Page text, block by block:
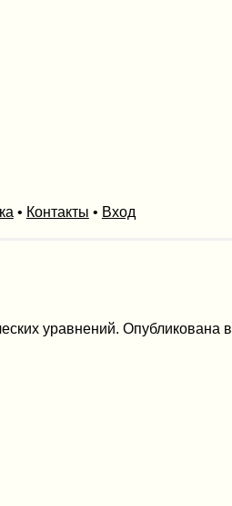
• Контакты • Вход
уравнений. Опубликована в